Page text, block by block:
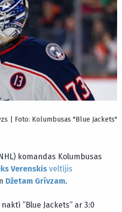
| Foto: Kolumbusas "Blue Jackets"
komandas Kolumbusas
Verenskis veltījis
Džetam Grīvzam.
“Blue Jackets” ar 3:0